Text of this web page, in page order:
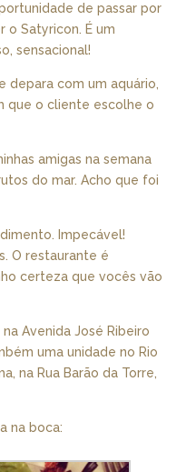
de passar por
o Satyricon. É um
sensacional!
depara com um aquário,
que o cliente escolhe o
amigas na semana
do mar. Acho que foi
Impecável!
O restaurante é
certeza que vocês vão
Avenida José Ribeiro
uma unidade no Rio
na Rua Barão da Torre,
na boca: